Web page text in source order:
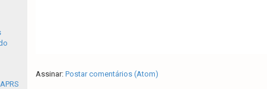
Assinar: Postar comentários (Atom)